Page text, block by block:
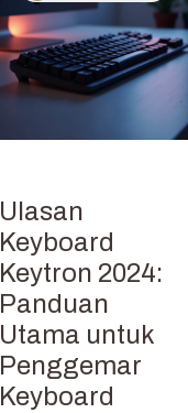
Ulasan
Keyboard
Keytron 2024:
Panduan
Utama untuk
Penggemar
Keyboard